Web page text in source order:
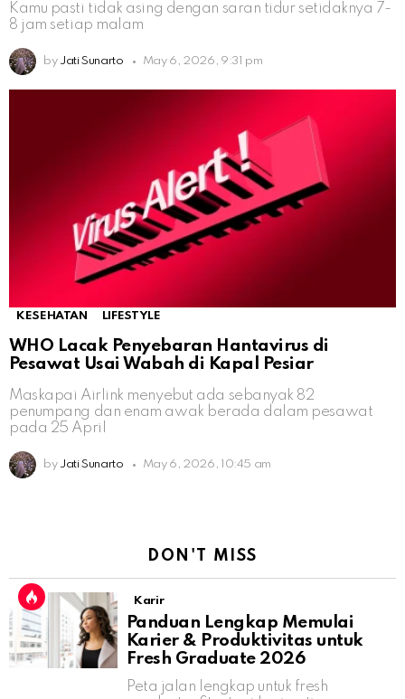
Kamu pasti tidak asing dengan saran tidur setidaknya 7-
8 jam setiap malam
by Jati Sunarto May 6, 2026, 9:31 pm
KESEHATAN LIFESTYLE
WHO Lacak Penyebaran Hantavirus di
Pesawat Usai Wabah di Kapal Pesiar
Maskapai Airlink menyebut ada sebanyak 82
penumpang dan enam awak berada dalam pesawat
pada 25 April
by Jati Sunarto May 6, 2026, 10:45 am
DON'T MISS
Karir
Panduan Lengkap Memulai
Karier & Produktivitas untuk
Fresh Graduate 2026
Peta jalan lengkap untuk fresh